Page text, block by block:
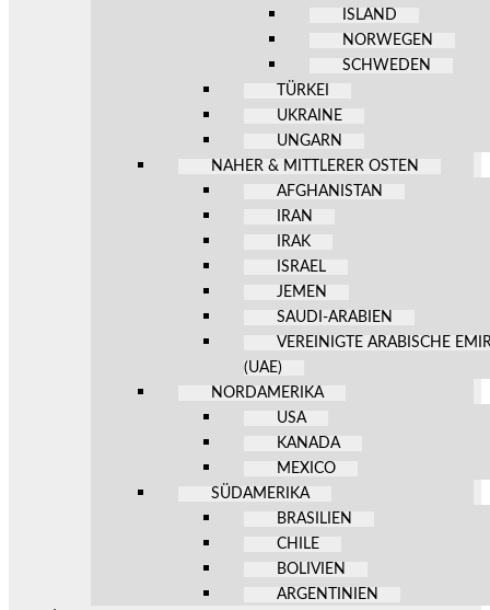
ISLAND
NORWEGEN
SCHWEDEN
TÜRKEI
UKRAINE
UNGARN
NAHER & MITTLERER OSTEN
AFGHANISTAN
IRAN
IRAK
ISRAEL
JEMEN
SAUDI-ARABIEN
VEREINIGTE ARABISCHE
(UAE)
NORDAMERIKA
USA
KANADA
MEXICO
SÜDAMERIKA
BRASILIEN
CHILE
BOLIVIEN
ARGENTINIEN